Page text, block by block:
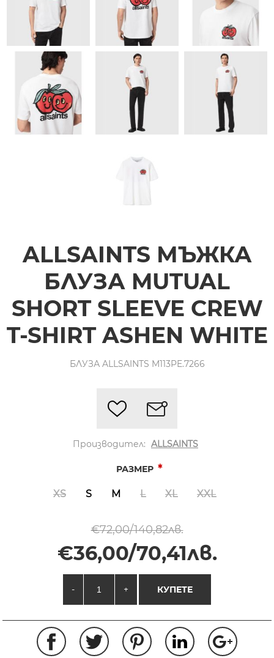
ALLSAINTS МЪЖКА
БЛУЗА MUTUAL
SHORT SLEEVE CREW
T-SHIRT ASHEN WHITE
БЛУЗА ALLSAINTS M113PE.7266
Производител: ALLSAINTS
РАЗМЕР *
XS S M L XL XXL
€72,00/140,82лв.
€36,00/70,41лв.
- + КУПЕТЕ